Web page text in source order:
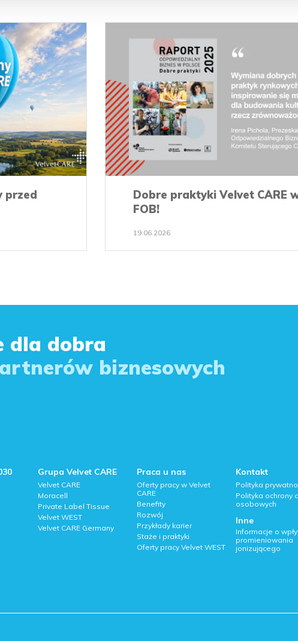
przed
Dobre praktyki Velvet CARE
FOB!
19.06.2026
dla dobra
biznesowych
Grupa Velvet CARE
Velvet CARE
Moracell
Private Label Tissue
Velvet WEST
Velvet CARE Germany
Praca u nas
Oferty pracy w Velvet
CARE
Benefity
Rozwój
Przykłady karier
Staże i praktyki
Oferty pracy Velvet WEST
Kontakt
Polityka
Polityka ochrony
osobowych
Inne
Informacje o
promieniowania
jonizującego